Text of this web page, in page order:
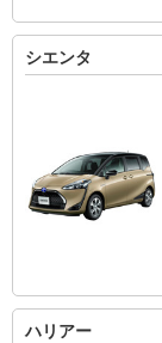
シエンタ
ハリアー